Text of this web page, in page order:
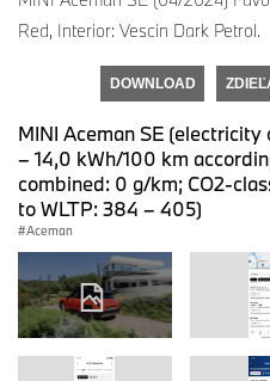
Red, Interior: Vescin Dark Petrol.
DOWNLOAD
MINI Aceman SE
– 14,0 kWh/100 km
combined: 0 g/km; CO2-
to WLTP: 384 – 405)
Aceman